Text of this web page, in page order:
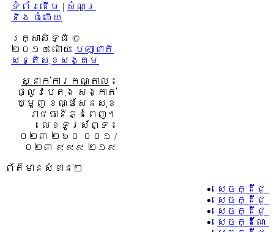
ទំព័រដើម | សំណួរ
និង ចំលើយ
រក្សាសិទ្ធិ ©
២០១៤ ដោយ​ បេឡាជាតិ
សន្តិសុខសង្គម
ស្នាក់ការកណ្តាល ៖
ផ្លូវបេតុង សង្កាត់
ឃ្មួញ ខណ្ឌសែនសុខ
រាជធានីភ្នំពេញ។
លេខទូរស័ព្ទ ៖
០២៣ ២៦០ ០០១ /
០២៣ ៩៩៩ ២១៩
ព័ត៌មានសំខាន់ៗ
សេចក្ដីជូ
សេចក្ដីជូ
សេចក្ដីជូ
សេចក្ដីណ